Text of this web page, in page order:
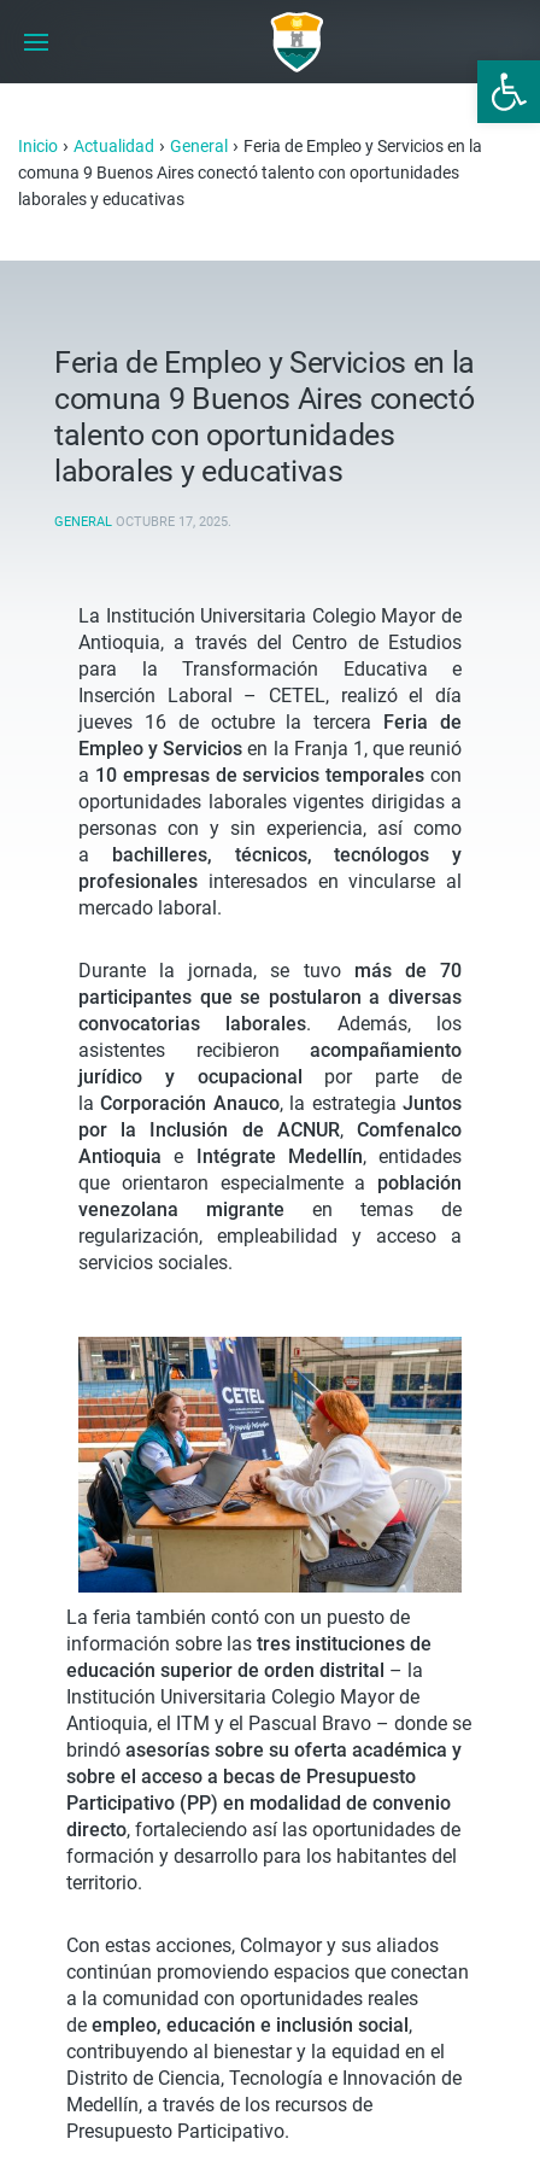
Abrir
Inicio › Actualidad › General › Feria de Empleo y Servicios en la
comuna 9 Buenos Aires conectó talento con oportunidades
laborales y educativas
Feria de Empleo y Servicios en la
comuna 9 Buenos Aires conectó
talento con oportunidades
laborales y educativas
GENERAL OCTUBRE 17, 2025.
La Institución Universitaria Colegio Mayor de
Antioquia, a través del Centro de Estudios
para la Transformación Educativa e
Inserción Laboral – CETEL, realizó el día
jueves 16 de octubre la tercera Feria de
Empleo y Servicios en la Franja 1, que reunió
a 10 empresas de servicios temporales con
oportunidades laborales vigentes dirigidas a
personas con y sin experiencia, así como
a bachilleres, técnicos, tecnólogos y
profesionales interesados en vincularse al
mercado laboral.
Durante la jornada, se tuvo más de 70
participantes que se postularon a diversas
convocatorias laborales. Además, los
asistentes recibieron acompañamiento
jurídico y ocupacional por parte de
laCorporación Anauco, la estrategiaJuntos
por la Inclusión de ACNUR,Comfenalco
Antioquia e Intégrate Medellín, entidades
que orientaron especialmente a población
venezolana migrante en temas de
regularización, empleabilidad y acceso a
servicios sociales.
La feria también contó con un puesto de
información sobre las tres instituciones de
educación superior de orden distrital – la
Institución Universitaria Colegio Mayor de
Antioquia, el ITM y el Pascual Bravo – donde se
brindó asesorías sobre su oferta académica y
sobre el acceso a becas de Presupuesto
Participativo (PP) en modalidad de convenio
directo, fortaleciendo así las oportunidades de
formación y desarrollo para los habitantes del
territorio.
Con estas acciones, Colmayor y sus aliados
continúan promoviendo espacios que conectan
a la comunidad con oportunidades reales
de empleo, educación e inclusión social,
contribuyendo al bienestar y la equidad en el
Distrito de Ciencia, Tecnología e Innovación de
Medellín, a través de los recursos de
Presupuesto Participativo.